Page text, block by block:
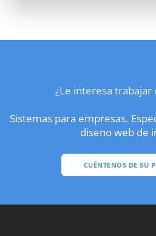
¿Le interesa trabajar
Sistemas para empresas.
diseno web de
CUÉNTENOS DE SU